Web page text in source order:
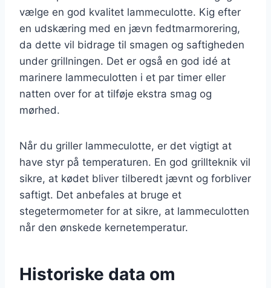
vælge en god kvalitet lammeculotte. Kig efter
en udskæring med en jævn fedtmarmorering,
da dette vil bidrage til smagen og saftigheden
under grillningen. Det er også en god idé at
marinere lammeculotten i et par timer eller
natten over for at tilføje ekstra smag og
mørhed.
Når du griller lammeculotte, er det vigtigt at
have styr på temperaturen. En god grillteknik vil
sikre, at kødet bliver tilberedt jævnt og forbliver
saftigt. Det anbefales at bruge et
stegetermometer for at sikre, at lammeculotten
når den ønskede kernetemperatur.
Historiske data om